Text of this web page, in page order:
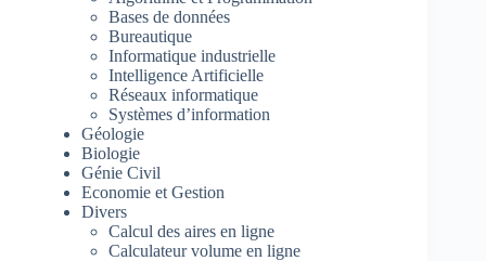
Bases de données
Bureautique
Informatique industrielle
Intelligence Artificielle
Réseaux informatique
Systèmes d’information
Géologie
Biologie
Génie Civil
Economie et Gestion
Divers
Calcul des aires en ligne
Calculateur volume en ligne